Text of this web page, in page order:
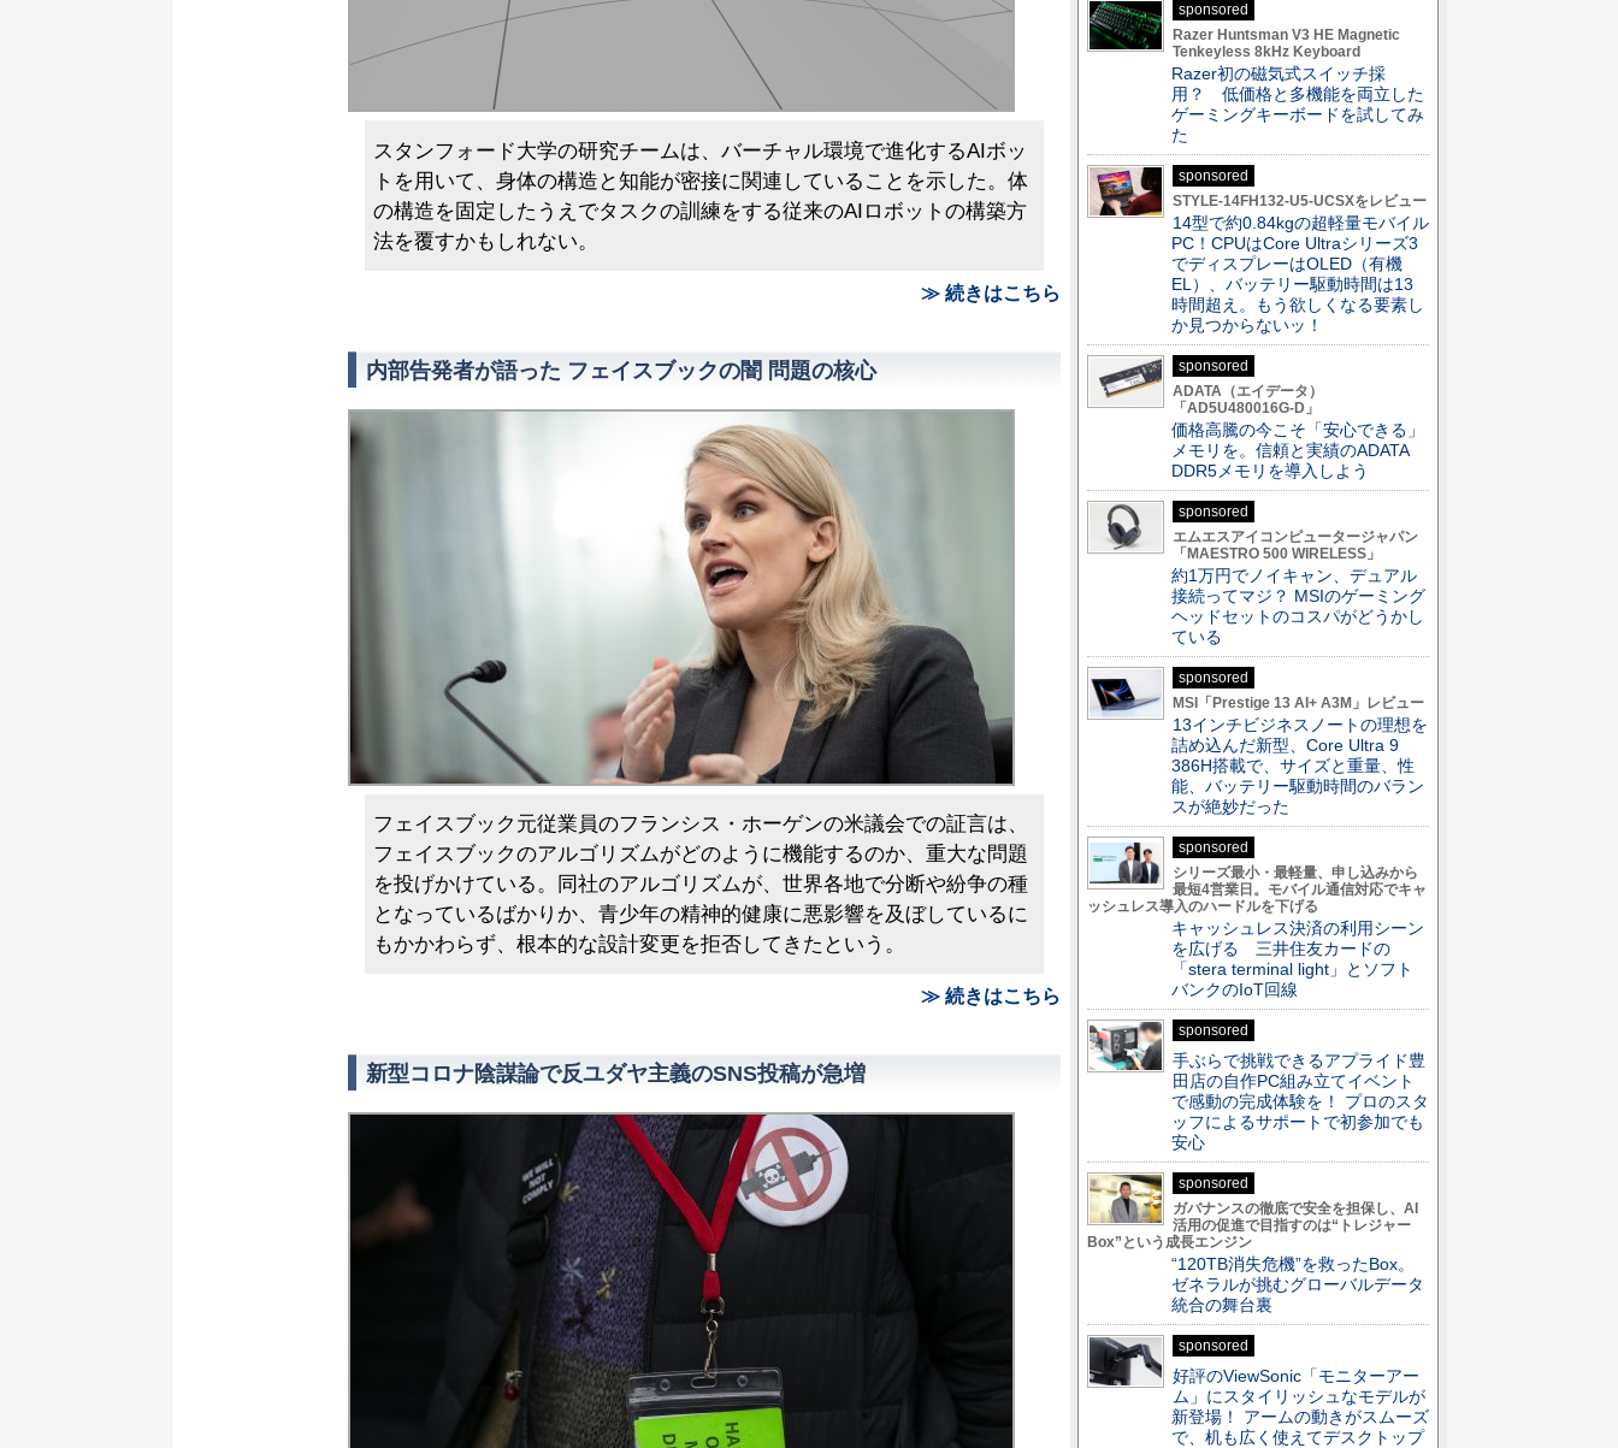
スタンフォード大学の研究チームは、バーチャル環境で進化するAIボッ
トを用いて、身体の構造と知能が密接に関連していることを示した。体
の構造を固定したうえでタスクの訓練をする従来のAIロボットの構築方
法を覆すかもしれない。
≫ 続きはこちら
内部告発者が語った フェイスブックの闇 問題の核心
フェイスブック元従業員のフランシス・ホーゲンの米議会での証言は、
フェイスブックのアルゴリズムがどのように機能するのか、重大な問題
を投げかけている。同社のアルゴリズムが、世界各地で分断や紛争の種
となっているばかりか、青少年の精神的健康に悪影響を及ぼしているに
もかかわらず、根本的な設計変更を拒否してきたという。
≫ 続きはこちら
新型コロナ陰謀論で反ユダヤ主義のSNS投稿が急増
sponsored
Razer Huntsman V3 HE Magnetic
Tenkeyless 8kHz Keyboard
Razer初の磁気式スイッチ採
用？ 低価格と多機能を両立した
ゲーミングキーボードを試してみ
た
sponsored
STYLE-14FH132-U5-UCSXをレビュー
14型で約0.84kgの超軽量モバイル
PC！CPUはCore Ultraシリーズ3
でディスプレーはOLED（有機
EL）、バッテリー駆動時間は13
時間超え。もう欲しくなる要素し
か見つからないッ！
sponsored
ADATA（エイデータ）
「AD5U480016G-D」
価格高騰の今こそ「安心できる」
メモリを。信頼と実績のADATA
DDR5メモリを導入しよう
sponsored
エムエスアイコンピュータージャパン
「MAESTRO 500 WIRELESS」
約1万円でノイキャン、デュアル
接続ってマジ？ MSIのゲーミング
ヘッドセットのコスパがどうかし
ている
sponsored
MSI「Prestige 13 AI+ A3M」レビュー
13インチビジネスノートの理想を
詰め込んだ新型、Core Ultra 9
386H搭載で、サイズと重量、性
能、バッテリー駆動時間のバラン
スが絶妙だった
sponsored
シリーズ最小・最軽量、申し込みから
最短4営業日。モバイル通信対応でキャ
ッシュレス導入のハードルを下げる
キャッシュレス決済の利用シーン
を広げる 三井住友カードの
「stera terminal light」とソフト
バンクのIoT回線
sponsored
手ぶらで挑戦できるアプライド豊
田店の自作PC組み立てイベント
で感動の完成体験を！ プロのスタ
ッフによるサポートで初参加でも
安心
sponsored
ガバナンスの徹底で安全を担保し、AI
活用の促進で目指すのは“トレジャー
Box”という成長エンジン
“120TB消失危機”を救ったBox。
ゼネラルが挑むグローバルデータ
統合の舞台裏
sponsored
好評のViewSonic「モニターアー
ム」にスタイリッシュなモデルが
新登場！ アームの動きがスムーズ
で、机も広く使えてデスクトップ